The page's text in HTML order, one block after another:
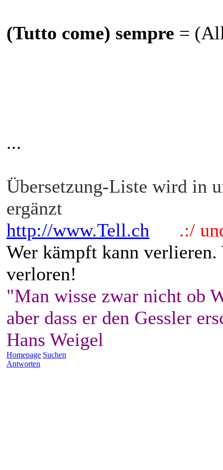
(Tutto come) sempre =
...
Übersetzung-Liste wird in
ergänzt
http://www.Tell.ch
.:/
Wer kämpft kann
verloren!
"Man wisse zwar nicht ob
aber dass er den Gessler
Hans Weigel
Homepage Suchen
Antworten